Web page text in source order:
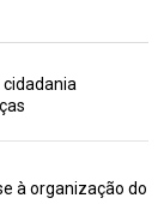
cidadania
à organização do